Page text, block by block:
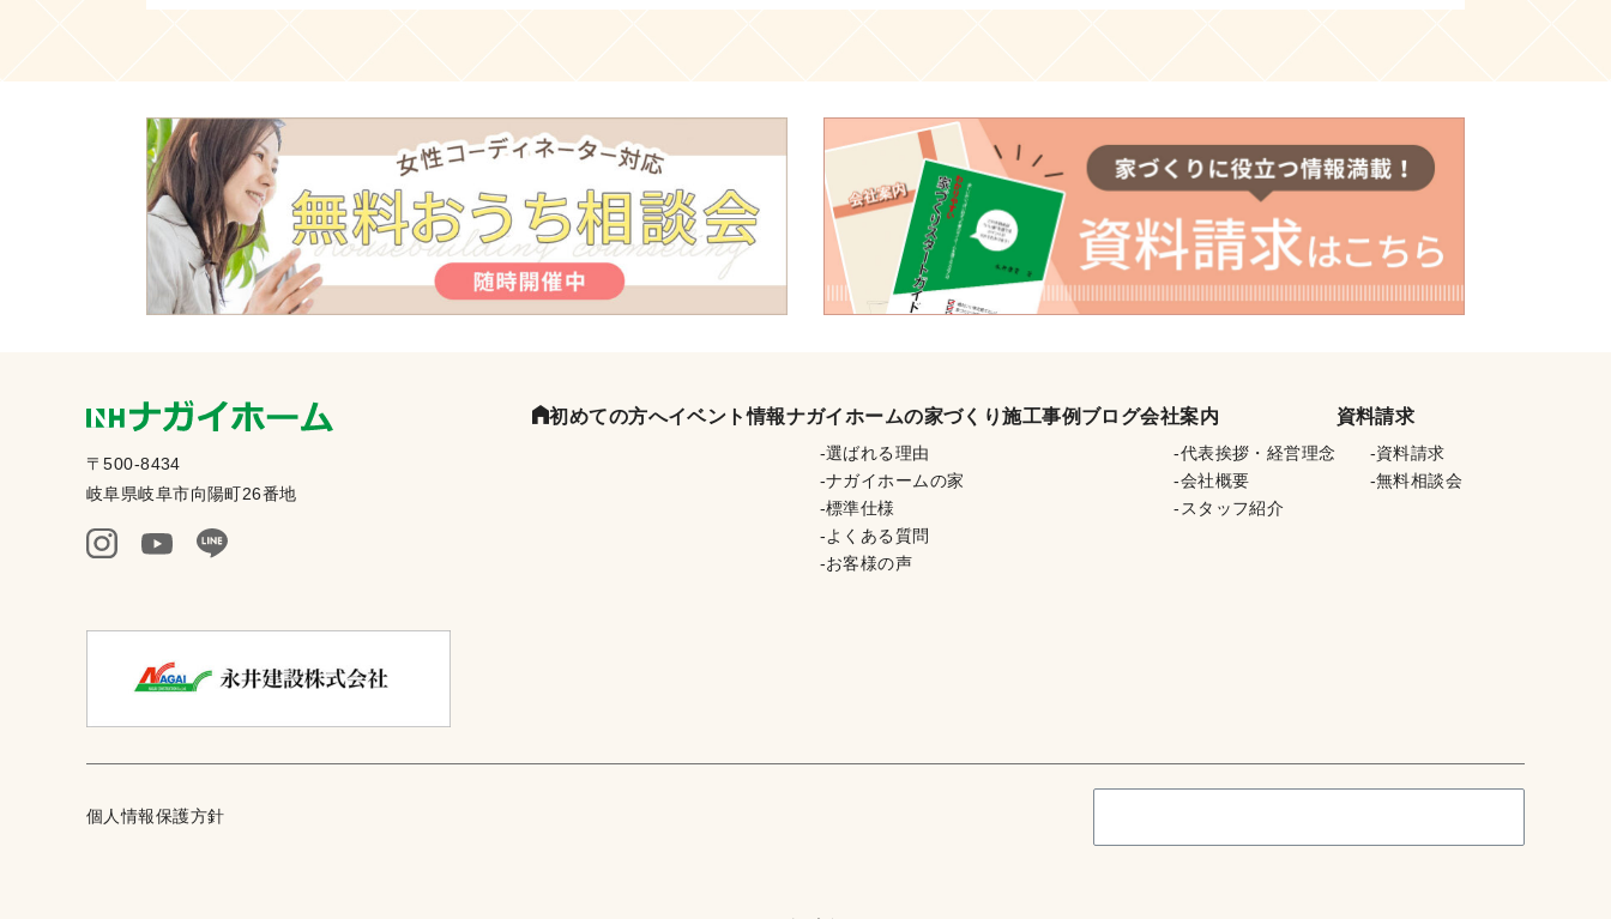
〒500-8434
岐阜県岐阜市向陽町26番地
初めての方へイベント情報ナガイホームの家づくり
選ばれる理由
ナガイホームの家
標準仕様
よくある質問
お客様の声
施工事例 ブログ会社案内
代表挨拶・経営理念
会社概要
スタッフ紹介
資料請求
資料請求
無料相談会
個人情報保護方針